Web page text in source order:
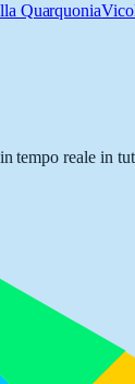
Quarquonia
tempo reale in